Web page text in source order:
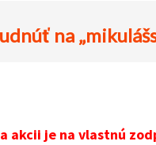
na
akcii je na vlastnú